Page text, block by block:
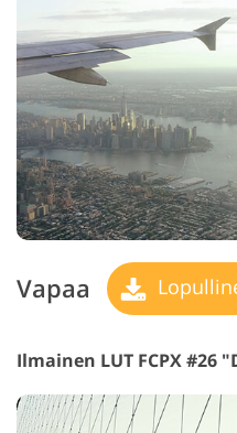
Vapaa
Ilmainen LUT FCPX #26